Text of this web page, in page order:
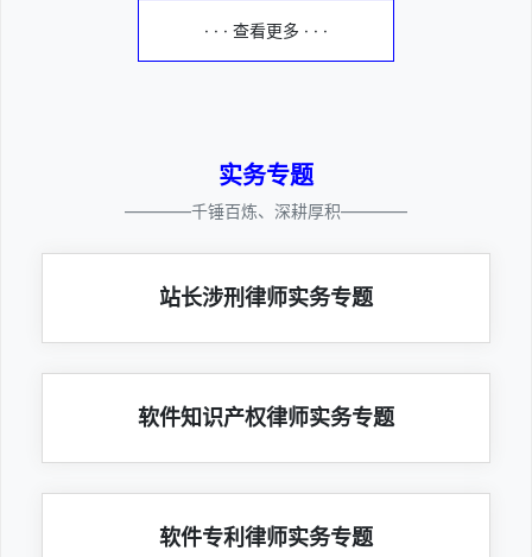
· · · 查看更多 · · ·
实务专题
————千锤百炼、深耕厚积————
站长涉刑律师实务专题
软件知识产权律师实务专题
软件专利律师实务专题